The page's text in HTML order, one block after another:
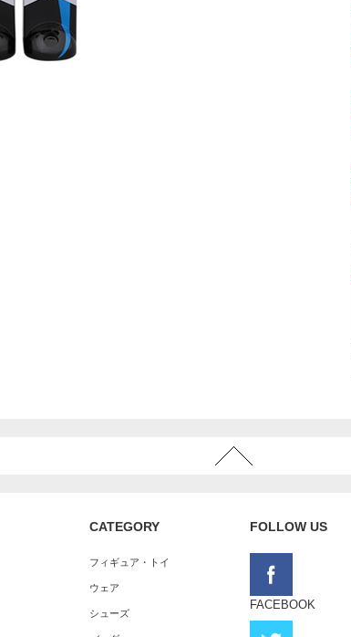
CATEGORY
フィギュア・トイ
ウェア
シューズ
FOLLOW US
FACEBOOK